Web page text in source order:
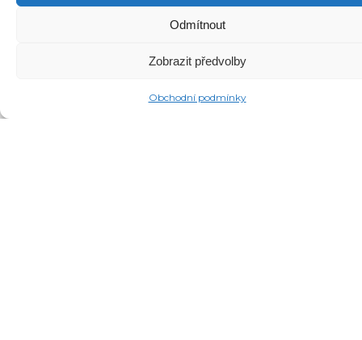
Odmítnout
Zobrazit předvolby
Obchodní podmínky